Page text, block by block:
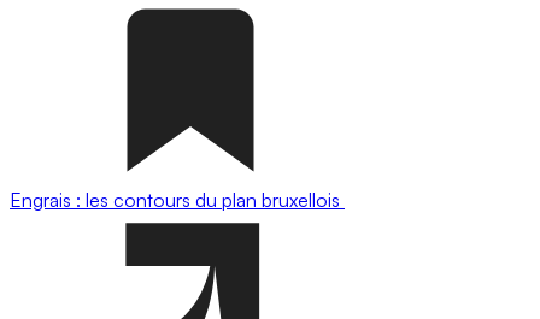
Engrais : les contours du plan bruxellois